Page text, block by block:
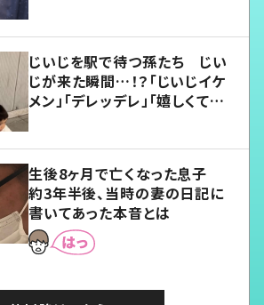
じいじを駅で待つ孫たち じい
じが来た瞬間…！？「じいじイケ
メン」「デレッデレ」「嬉しくて可
生後8ヶ月で亡くなった息子
約3年半後、当時の妻の日記に
書いてあった本音とは